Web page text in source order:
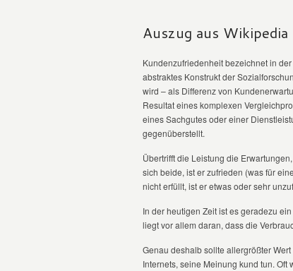
Auszug aus Wikipedia
Kundenzufriedenheit bezeichnet in
abstraktes Konstrukt der
wird – als Differenz von
Resultat eines komplexen
eines Sachgutes oder einer
gegenüberstellt.
Übertrifft die Leistung die
sich beide, ist er zufrieden (was für
nicht erfüllt, ist er etwas oder sehr
In der heutigen Zeit ist es geradezu
liegt vor allem daran, dass die
Genau deshalb sollte allergrößter
Internets, seine Meinung kund tun.